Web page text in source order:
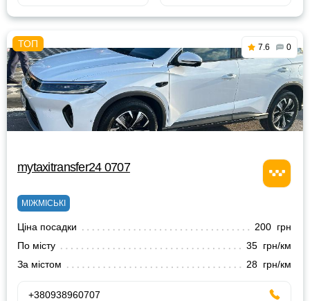
7.6 0
mytaxitransfer24 0707
МІЖМІСЬКІ
Ціна посадки
200 грн
По місту
35 грн/км
За містом
28 грн/км
+380938960707